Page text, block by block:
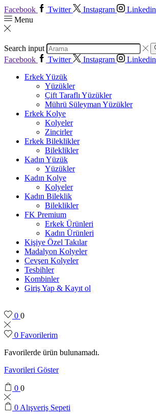
Facebook Twitter Instagram
Linkedin
Menu
Search input
Facebook Twitter Instagram
Linkedin
Erkek Yüzük
Yüzükler
Çift Taraflı Yüzükler
Mührü Süleyman Yüzükler
Erkek Kolye
Kolyeler
Zincirler
Erkek Bileklikler
Bileklikler
Kadın Yüzük
Yüzükler
Kadın Kolye
Kolyeler
Kadın Bileklik
Bileklikler
FK Premium
Erkek Ürünleri
Kadın Ürünleri
Kişiye Özel Takılar
Madalyon Kolyeler
Cevşen Kolyeler
Tesbihler
Kombinler
Giriş Yap & Kayıt ol
0 0
0 Favorilerim
Favorilerde ürün bulunamadı.
Favorileri Göster
0 0
0 Alışveriş Sepeti